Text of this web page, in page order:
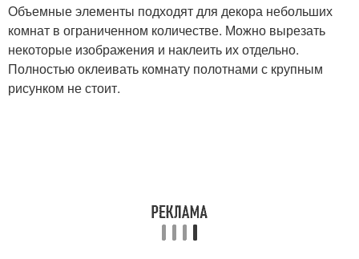
Объемные элементы подходят для декора небольших
комнат в ограниченном количестве. Можно вырезать
некоторые изображения и наклеить их отдельно.
Полностью оклеивать комнату полотнами с крупным
рисунком не стоит.